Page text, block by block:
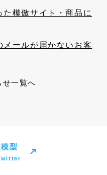
た模倣サイト・商品に
メールが届かないお客
せ一覧へ
型